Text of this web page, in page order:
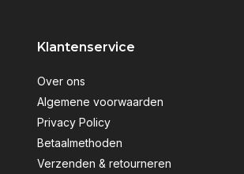
Klantenservice
Over ons
Algemene voorwaarden
Privacy Policy
Betaalmethoden
Verzenden & retourneren